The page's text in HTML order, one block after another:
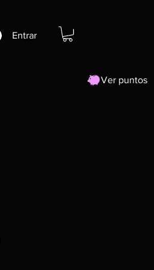
Entrar
Ver puntos